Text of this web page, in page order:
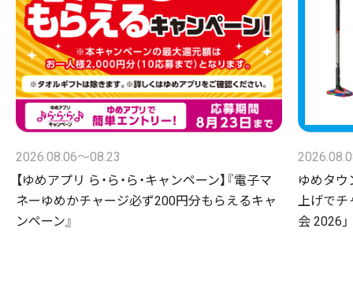
2026.08.06〜08.23
【ゆめアプリ ら・ら・ら・キャンペーン】『電子マ
ネーゆめかチャージ必ず200円分もらえるキャ
ンペーン』
ゆめタウ
上げでチ
会 2026」